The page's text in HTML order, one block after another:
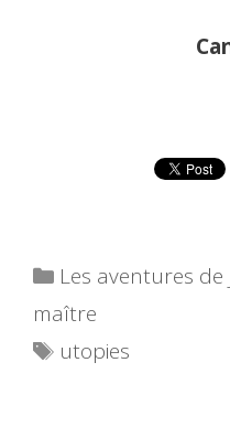
Catégories
Les aventures de
maître
Étiquettes
utopies